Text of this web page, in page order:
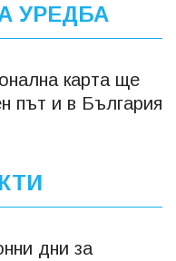
УРЕДБА
карта ще
път и в България
дни за